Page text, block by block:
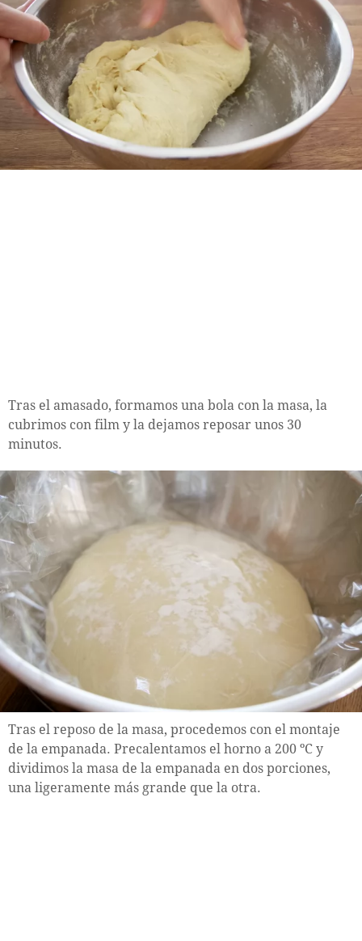
Tras el amasado, formamos una bola con la masa, la
cubrimos con film y la dejamos reposar unos 30
minutos.
Tras el reposo de la masa, procedemos con el montaje
de la empanada. Precalentamos el horno a 200 ºC y
dividimos la masa de la empanada en dos porciones,
una ligeramente más grande que la otra.